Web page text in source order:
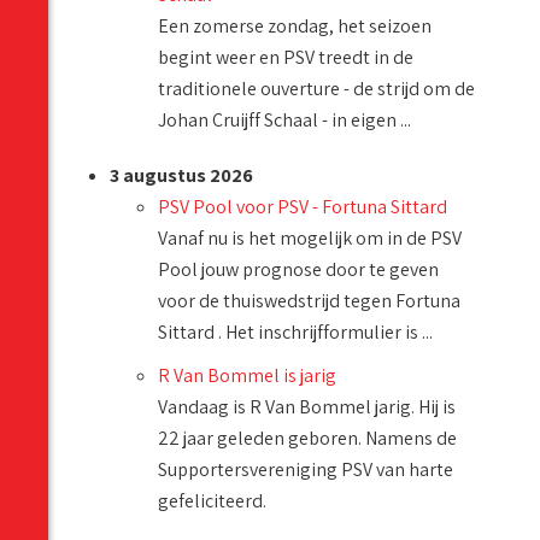
Een zomerse zondag, het seizoen
begint weer en PSV treedt in de
traditionele ouverture - de strijd om de
Johan Cruijff Schaal - in eigen ...
3 augustus 2026
PSV Pool voor PSV - Fortuna Sittard
Vanaf nu is het mogelijk om in de PSV
Pool jouw prognose door te geven
voor de thuiswedstrijd tegen Fortuna
Sittard . Het inschrijfformulier is ...
R Van Bommel is jarig
Vandaag is R Van Bommel jarig. Hij is
22 jaar geleden geboren. Namens de
Supportersvereniging PSV van harte
gefeliciteerd.